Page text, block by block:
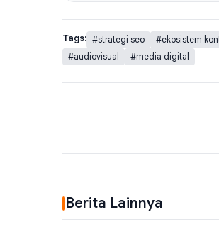
Tags: #strategi seo #ekosistem
#audiovisual
#media digital
Berita Lainnya